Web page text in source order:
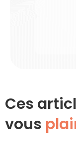
Ces
vous